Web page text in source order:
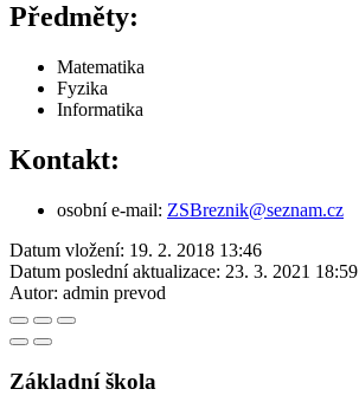
Předměty:
Matematika
Fyzika
Informatika
Kontakt:
osobní e-mail: ZSBreznik@seznam.cz
Datum vložení: 19. 2. 2018 13:46
Datum poslední aktualizace: 23. 3. 2021 18:59
Autor: admin prevod
Základní škola